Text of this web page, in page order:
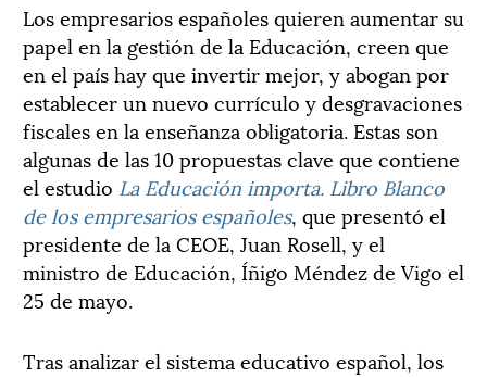
Los empresarios españoles quieren aumentar su
papel en la gestión de la Educación, creen que
en el país hay que invertir mejor, y abogan por
establecer un nuevo currículo y desgravaciones
fiscales en la enseñanza obligatoria. Estas son
algunas de las 10 propuestas clave que contiene
el estudio La Educación importa. Libro Blanco
de los empresarios españoles, que presentó el
presidente de la CEOE, Juan Rosell, y el
ministro de Educación, Íñigo Méndez de Vigo el
25 de mayo.
Tras analizar el sistema educativo español, los